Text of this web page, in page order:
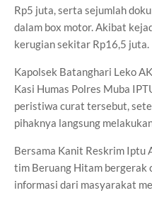
Rp5 juta, serta sejumlah
dalam box motor. Akibat
kerugian sekitar Rp16,5 juta.
Kapolsek Batanghari Leko
Kasi Humas Polres Muba
peristiwa curat tersebut,
pihaknya langsung
Bersama Kanit Reskrim Iptu
tim Beruang Hitam bergerak
informasi dari masyarakat